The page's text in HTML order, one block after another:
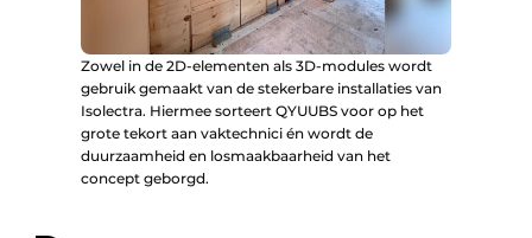
Zowel in de 2D-elementen als 3D-modules wordt
gebruik gemaakt van de stekerbare installaties van
Isolectra. Hiermee sorteert QYUUBS voor op het
grote tekort aan vaktechnici én wordt de
duurzaamheid en losmaakbaarheid van het
concept geborgd.